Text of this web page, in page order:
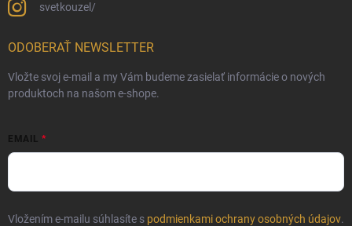
svetkouzel/
ODOBERAŤ NEWSLETTER
Vložte svoj e-mail a my Vám budeme zasielať informácie o nových
produktoch na našom e-shope.
EMAIL
Vložením e-mailu súhlasíte s podmienkami ochrany osobných údajov.